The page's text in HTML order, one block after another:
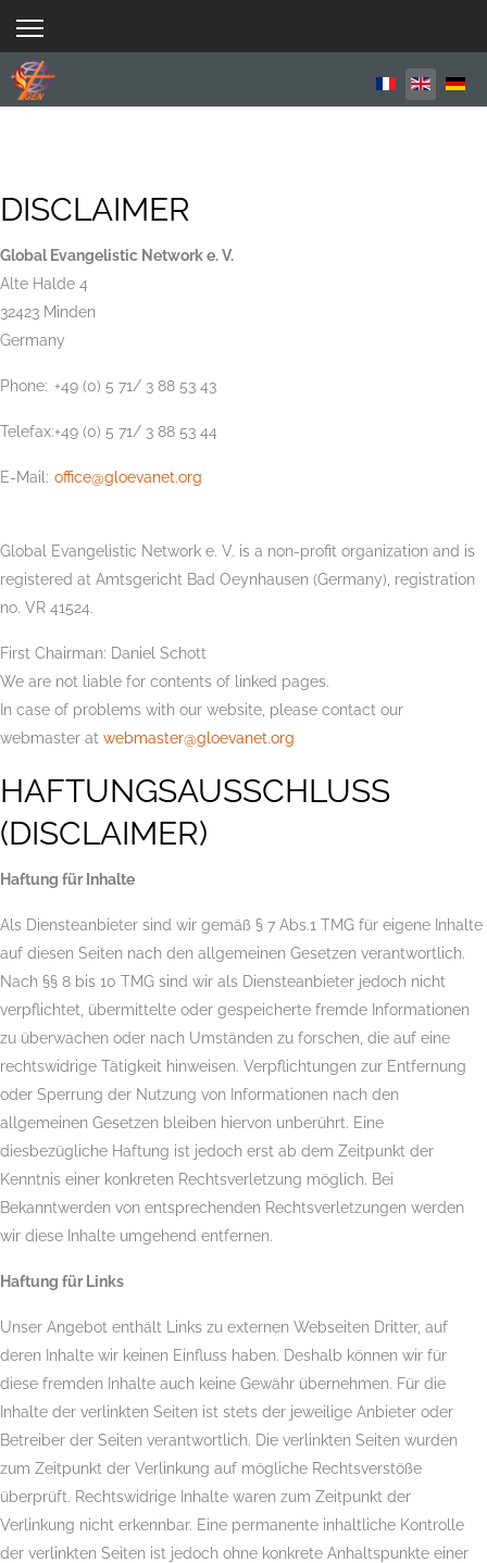
Select your
DISCLAIMER
Global Evangelistic Network e. V.
Alte Halde 4
32423 Minden
Germany
Phone: +49 (0) 5 71/ 3 88 53 43
Telefax:+49 (0) 5 71/ 3 88 53 44
E-Mail: office@gloevanet.org
Global Evangelistic Network e. V. is a non-profit organization and is
registered at Amtsgericht Bad Oeynhausen (Germany), registration
no. VR 41524.
First Chairman: Daniel Schott
We are not liable for contents of linked pages.
In case of problems with our website, please contact our
webmaster at webmaster@gloevanet.org
HAFTUNGSAUSSCHLUSS
(DISCLAIMER)
Haftung für Inhalte
Als Diensteanbieter sind wir gemäß § 7 Abs.1 TMG für eigene Inhalte
auf diesen Seiten nach den allgemeinen Gesetzen verantwortlich.
Nach §§ 8 bis 10 TMG sind wir als Diensteanbieter jedoch nicht
verpflichtet, übermittelte oder gespeicherte fremde Informationen
zu überwachen oder nach Umständen zu forschen, die auf eine
rechtswidrige Tätigkeit hinweisen. Verpflichtungen zur Entfernung
oder Sperrung der Nutzung von Informationen nach den
allgemeinen Gesetzen bleiben hiervon unberührt. Eine
diesbezügliche Haftung ist jedoch erst ab dem Zeitpunkt der
Kenntnis einer konkreten Rechtsverletzung möglich. Bei
Bekanntwerden von entsprechenden Rechtsverletzungen werden
wir diese Inhalte umgehend entfernen.
Haftung für Links
Unser Angebot enthält Links zu externen Webseiten Dritter, auf
deren Inhalte wir keinen Einfluss haben. Deshalb können wir für
diese fremden Inhalte auch keine Gewähr übernehmen. Für die
Inhalte der verlinkten Seiten ist stets der jeweilige Anbieter oder
Betreiber der Seiten verantwortlich. Die verlinkten Seiten wurden
zum Zeitpunkt der Verlinkung auf mögliche Rechtsverstöße
überprüft. Rechtswidrige Inhalte waren zum Zeitpunkt der
Verlinkung nicht erkennbar. Eine permanente inhaltliche Kontrolle
der verlinkten Seiten ist jedoch ohne konkrete Anhaltspunkte einer